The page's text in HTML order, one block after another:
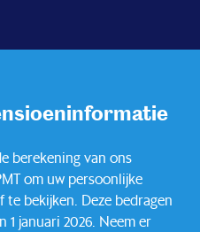
berekening van ons
om uw persoonlijke
bekijken. Deze bedragen
1 januari 2026. Neem er